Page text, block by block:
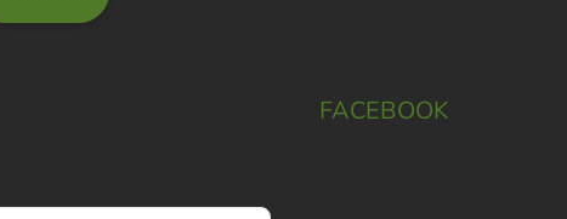
FACEBOOK